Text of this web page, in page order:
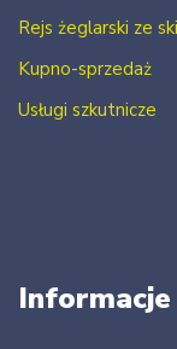
Rejs żeglarski ze
Kupno-sprzedaż
Usługi szkutnicze
Informacje